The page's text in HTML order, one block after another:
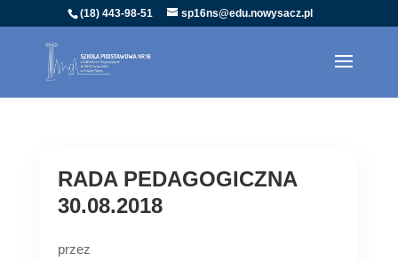
(18) 443-98-51 sp16ns@edu.nowysacz.pl
RADA PEDAGOGICZNA
30.08.2018
przez